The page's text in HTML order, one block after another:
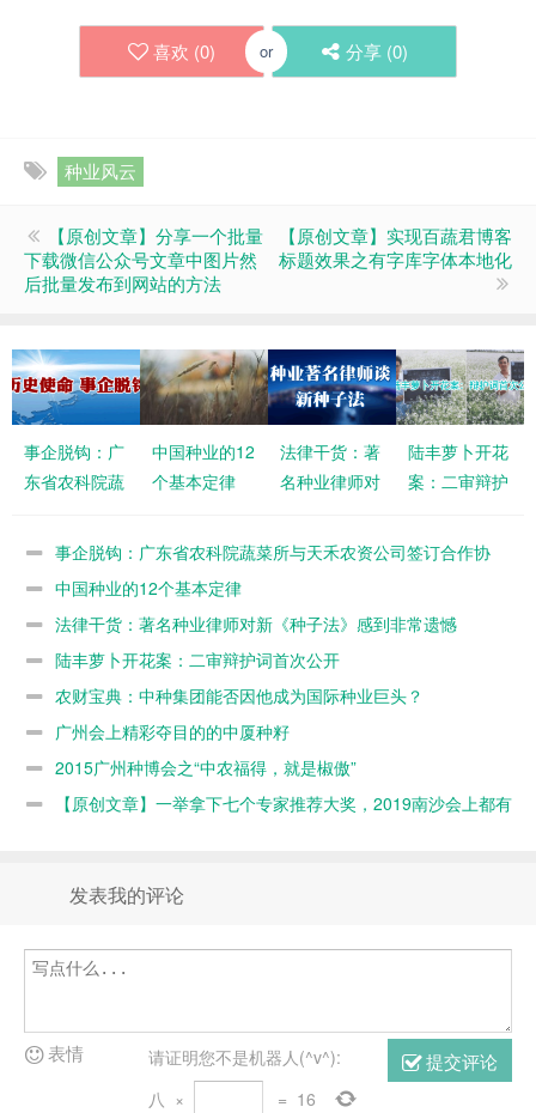
喜欢 (0) or 分享 (0)
种业风云
【原创文章】分享一个批量
下载微信公众号文章中图片然
后批量发布到网站的方法
【原创文章】实现百蔬君博客
标题效果之有字库字体本地化
事企脱钩：广
东省农科院蔬
资公司签订合
中国种业的12
个基本定律
法律干货：著
名种业律师对
感到非常遗憾
陆丰萝卜开花
案：二审辩护
事企脱钩：广东省农科院蔬菜所与天禾农资公司签订合作协
议 中国种业的12个基本定律
法律干货：著名种业律师对新《种子法》感到非常遗憾
陆丰萝卜开花案：二审辩护词首次公开
农财宝典：中种集团能否因他成为国际种业巨头？
广州会上精彩夺目的的中厦种籽
2015广州种博会之“中农福得，就是椒傲”
【原创文章】一举拿下七个专家推荐大奖，2019南沙会上都有
发表我的评论
提交评论
请证明您不是机器人(^v^):
八 × = 16
表情